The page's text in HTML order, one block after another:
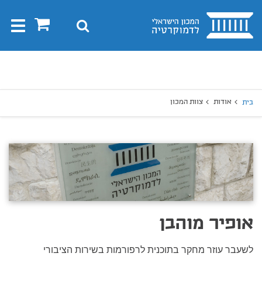
בית 0 חיפוש
בית אודות צוות המכון
אופיר מוהבן
לשעבר עוזר מחקר בתוכנית לרפורמות בשירות הציבורי